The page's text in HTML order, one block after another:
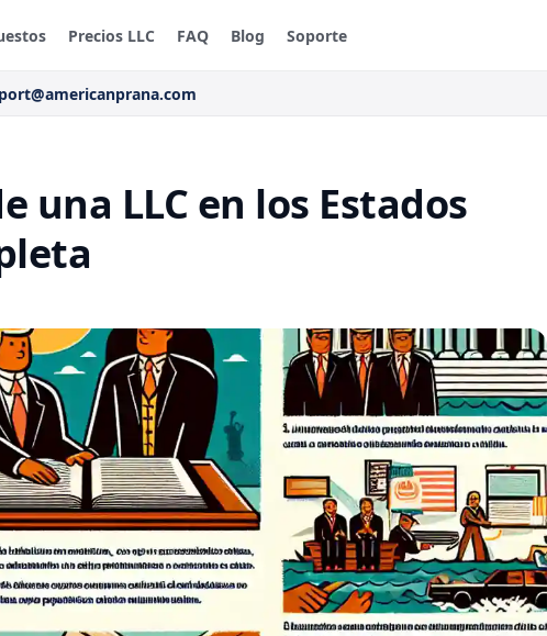
Precios LLC FAQ Blog Soporte
una LLC en los Estados